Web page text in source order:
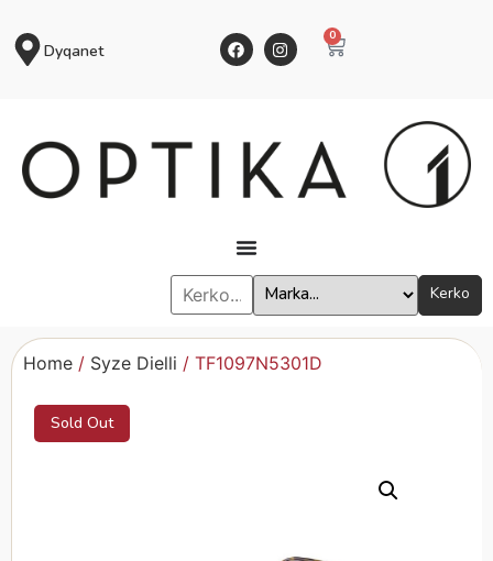
Dyqanet
0
Kerko
Home / Syze Dielli / TF1097N5301D
Sold Out